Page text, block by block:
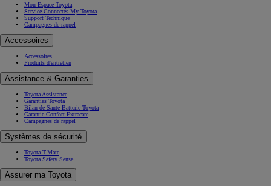
Mon Espace Toyota
Service Connectés My Toyota
Support Technique
Campagnes de rappel
Accessoires
Accessoires
Produits d'entretien
Assistance & Garanties
Toyota Assistance
Garanties Toyota
Bilan de Santé Batterie Toyota
Garantie Confort Extracare
Campagnes de rappel
Systèmes de sécurité
Toyota T-Mate
Toyota Safety Sense
Assurer ma Toyota